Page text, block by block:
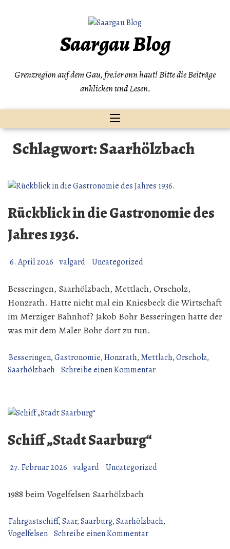
Saargau Blog
Grenzregion auf dem Gau, fre.ier onn haut! Bitte die Beiträge
anklicken und Lesen.
Schlagwort:Saarhölzbach
Rückblick in die Gastronomie des
Jahres 1936.
6. April 2026 valgard Uncategorized
Besseringen, Saarhölzbach, Mettlach, Orscholz,
Honzrath. Hatte nicht mal ein Kniesbeck die Wirtschaft
im Merziger Bahnhof? Jakob Bohr Besseringen hatte der
was mit dem Maler Bohr dort zu tun.
Besseringen,Gastronomie,Honzrath, Mettlach,Orscholz,
Saarhölzbach Schreibe einen Kommentarzu
Schiff „Stadt Saarburg“
27. Februar 2026 valgard Uncategorized
1988 beim Vogelfelsen Saarhölzbach
Fahrgastschiff,Saar,Saarburg,Saarhölzbach,
Vogelfelsen Schreibe einen Kommentarzu